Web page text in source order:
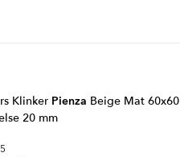
Klinker Pienza Beige Mat 60x60
20 mm